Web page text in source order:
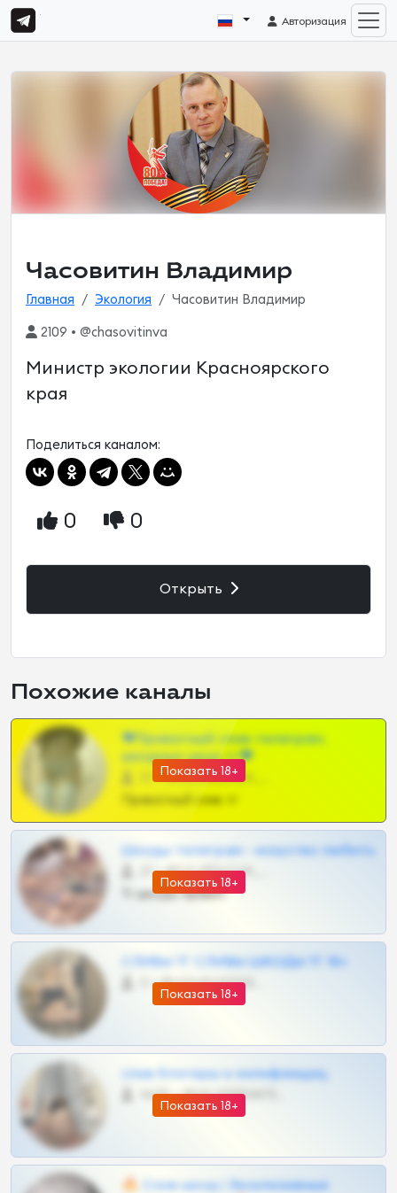
Авторизация
Часовитин Владимир
Главная Экология Часовитин Владимир
2109 • @chasovitinva
Министр экологии Красноярского
края
Поделиться каналом:
0 0
Открыть
Похожие каналы
Показать 18+
❤Приватный слив телеграм,
шкодных шкур тг❤
57 •
Приватный слив тг
Показать 18+
Шкоды телеграм - искуство любить
27 •
Тг шкоды приват
Показать 18+
СЛИВЫ ТГ СЛИВЫ ШКОДЫ ТГ 18+
0 •
Показать 18+
слив блогерш и онлифанщиц
4675 •
🔥 Слив шкод | Эксклюзивные